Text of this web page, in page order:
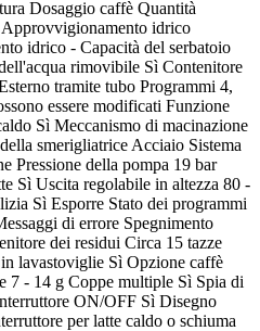
Dosaggio caffè Quantità
Approvvigionamento idrico
idrico - Capacità del serbatoio
rimovibile Sì Contenitore
tramite tubo Programmi 4,
essere modificati Funzione
Sì Meccanismo di macinazione
smerigliatrice Acciaio Sistema
Pressione della pompa 19 bar
Sì Uscita regolabile in altezza 80 -
Sì Esporre Stato dei programmi
di errore Spegnimento
dei residui Circa 15 tazze
lavastoviglie Sì Opzione caffè
7 - 14 g Coppe multiple Sì Spia di
ON/OFF Sì Disegno
per latte caldo o schiuma